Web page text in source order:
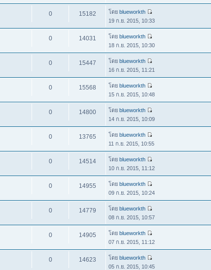
0 15182 โดยblueworkth
19 ก.ย. 2015, 10:33
0 14031 โดยblueworkth
18 ก.ย. 2015, 10:30
0 15447 โดยblueworkth
16 ก.ย. 2015, 11:21
0 15568 โดยblueworkth
15 ก.ย. 2015, 10:48
0 14800 โดยblueworkth
14 ก.ย. 2015, 10:09
0 13765 โดยblueworkth
11 ก.ย. 2015, 10:55
0 14514 โดยblueworkth
10 ก.ย. 2015, 11:12
0 14955 โดยblueworkth
09 ก.ย. 2015, 10:24
0 14779 โดยblueworkth
08 ก.ย. 2015, 10:57
0 14905 โดยblueworkth
07 ก.ย. 2015, 11:12
0 14623 โดยblueworkth
05 ก.ย. 2015, 10:45